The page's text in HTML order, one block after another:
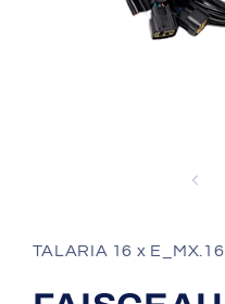
fenêtre
modale
TALARIA 16 x E_MX.16